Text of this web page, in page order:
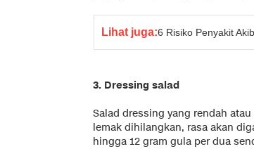
Lihat juga:6 Risiko Penyakit
3. Dressing salad
Salad dressing yang rendah
lemak dihilangkan, rasa akan
hingga 12 gram gula per dua